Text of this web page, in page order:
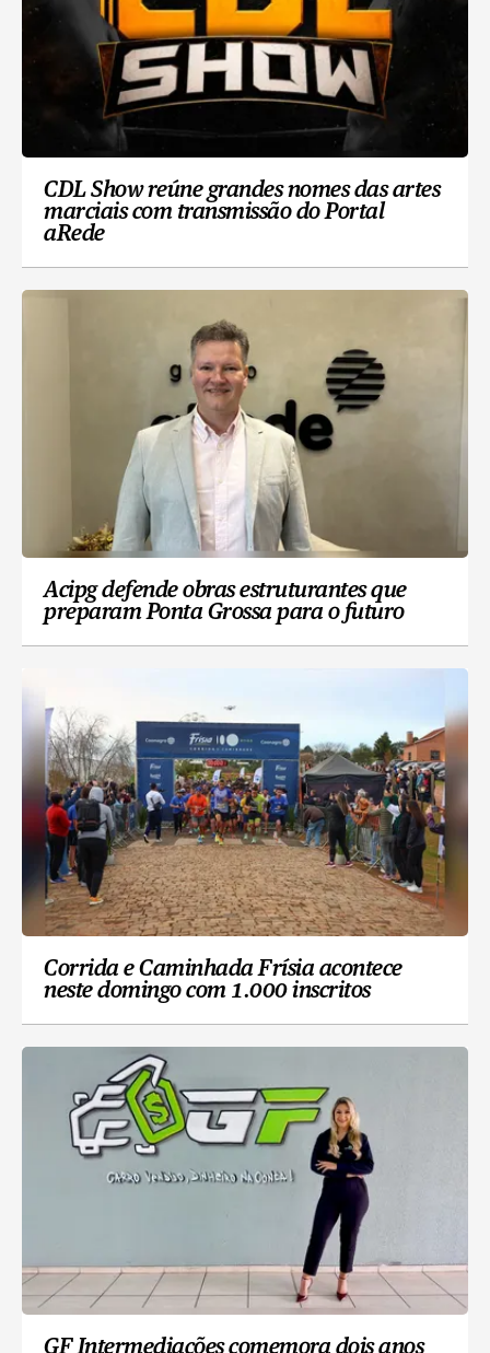
CDL Show reúne grandes nomes das artes
marciais com transmissão do Portal
aRede
Acipg defende obras estruturantes que
preparam Ponta Grossa para o futuro
Corrida e Caminhada Frísia acontece
neste domingo com 1.000 inscritos
GF Intermediações comemora dois anos